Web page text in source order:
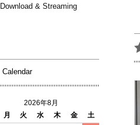
Download & Streaming
Calendar
2026年8月
月 火 水 木 金
土